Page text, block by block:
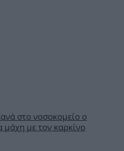
στο νοσοκομείο ο
μάχη με τον καρκίνο